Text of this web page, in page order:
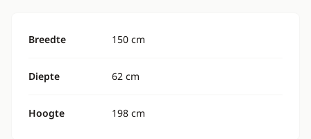
Breedte 150 cm
Diepte 62 cm
Hoogte 198 cm